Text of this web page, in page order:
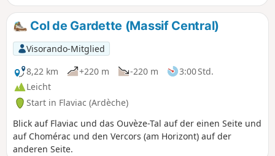
Col de Gardette (Massif Central)
Visorando-Mitglied
8,22 km
+220 m -220 m
3:00 Std.
Leicht
Start in Flaviac (Ardèche)
Blick auf Flaviac und das Ouvèze-Tal auf der einen Seite und
auf Chomérac und den Vercors (am Horizont) auf der
anderen Seite.